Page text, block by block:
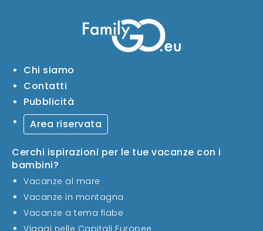
Chi siamo
Contatti
Pubblicità
Area riservata
Cerchi ispirazioni per le tue vacanze con i
bambini?
Vacanze al mare
Vacanze in montagna
Vacanze a tema fiabe
Viaggi nelle Capitali Europee